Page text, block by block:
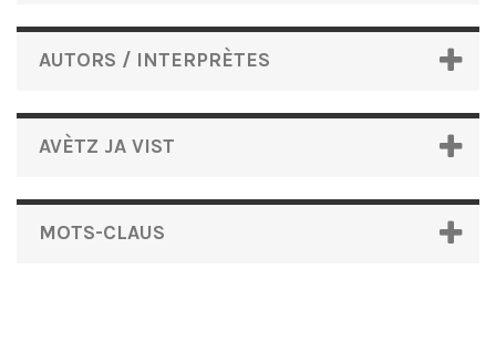
AUTORS / INTERPRÈTES
AVÈTZ JA VIST
MOTS-CLAUS